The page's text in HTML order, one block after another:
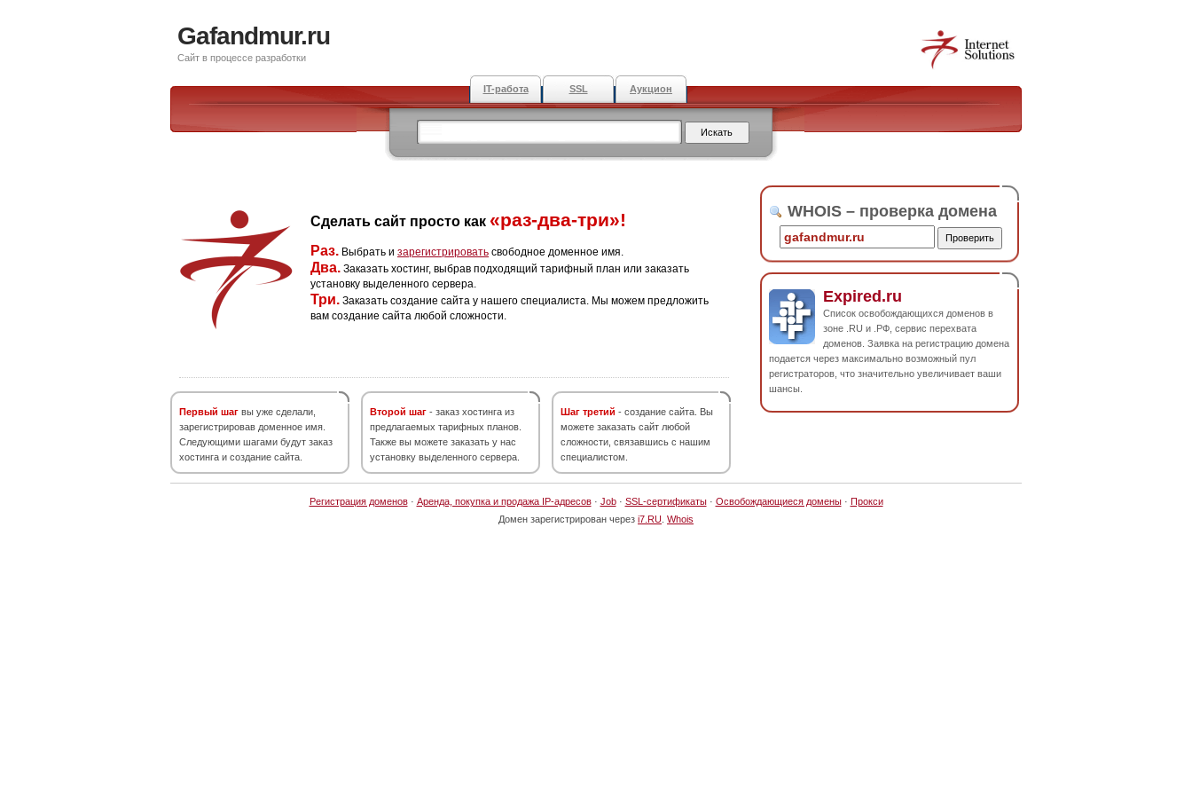
Gafandmur.ru
Сайт в процессе разработки
IT-работа SSL Аукцион
Сделать сайт просто как «раз-два-три»!
Раз. Выбрать и зарегистрировать свободное доменное имя.
Два. Заказать хостинг, выбрав подходящий тарифный план или заказать
установку выделенного сервера.
Три. Заказать создание сайта у нашего специалиста. Мы можем предложить
вам создание сайта любой сложности.
Первый шаг вы уже сделали,
зарегистрировав доменное имя.
Следующими шагами будут заказ
хостинга и создание сайта.
Второй шаг - заказ хостинга из
предлагаемых тарифных планов.
Также вы можете заказать у нас
установку выделенного сервера.
Шаг третий - создание сайта. Вы
можете заказать сайт любой
сложности, связавшись с нашим
специалистом.
WHOIS – проверка домена
Expired.ru
Список освобождающихся доменов в
зоне .RU и .РФ, сервис перехвата
доменов. Заявка на регистрацию домена
подается через максимально возможный пул
регистраторов, что значительно увеличивает ваши
шансы.
Регистрация доменов· Аренда, покупка и продажа IP-адресов· Job· SSL-сертификаты· Освобождающиеся домены· Прокси
Домен зарегистрирован через i7.RU Whois